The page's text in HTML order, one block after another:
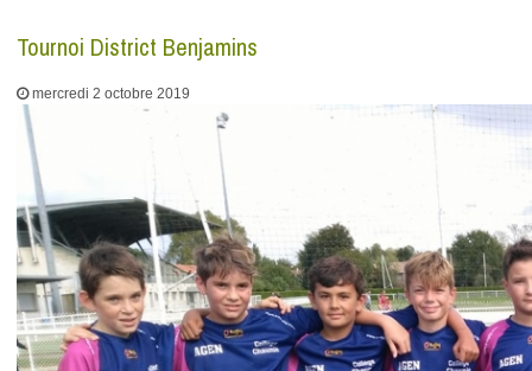
Tournoi District Benjamins
mercredi 2 octobre 2019